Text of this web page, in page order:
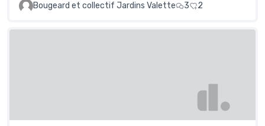
Bougeard et collectif Jardins Valette 3 2